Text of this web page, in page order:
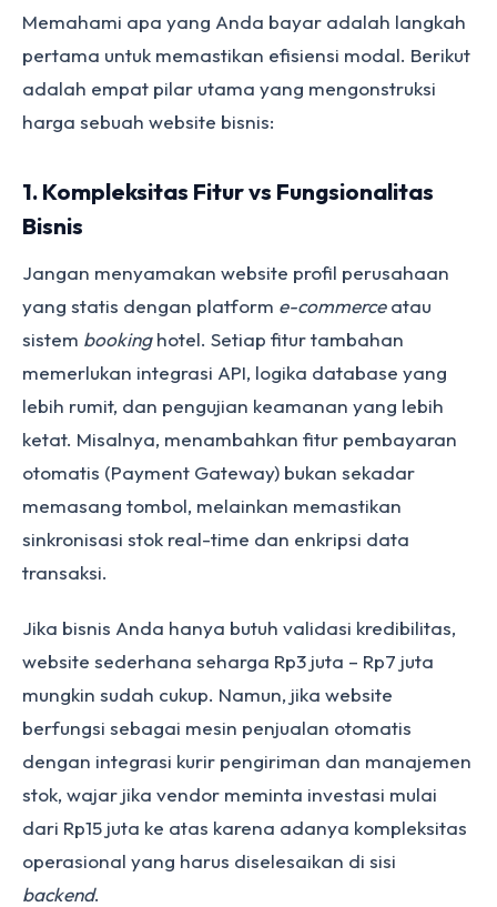
Memahami apa yang Anda bayar adalah langkah
pertama untuk memastikan efisiensi modal. Berikut
adalah empat pilar utama yang mengonstruksi
harga sebuah website bisnis:
1. Kompleksitas Fitur vs Fungsionalitas
Bisnis
Jangan menyamakan website profil perusahaan
yang statis dengan platform e-commerceatau
sistem bookinghotel. Setiap fitur tambahan
memerlukan integrasi API, logika database yang
lebih rumit, dan pengujian keamanan yang lebih
ketat. Misalnya, menambahkan fitur pembayaran
otomatis (Payment Gateway) bukan sekadar
memasang tombol, melainkan memastikan
sinkronisasi stok real-time dan enkripsi data
transaksi.
Jika bisnis Anda hanya butuh validasi kredibilitas,
website sederhana seharga Rp3 juta – Rp7 juta
mungkin sudah cukup. Namun, jika website
berfungsi sebagai mesin penjualan otomatis
dengan integrasi kurir pengiriman dan manajemen
stok, wajar jika vendor meminta investasi mulai
dari Rp15 juta ke atas karena adanya kompleksitas
operasional yang harus diselesaikan di sisi
backend.